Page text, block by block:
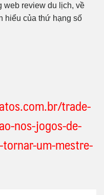
web review du lịch, về
hiểu của thứ hạng số
trade-
nos-jogos-de-
um-mestre-